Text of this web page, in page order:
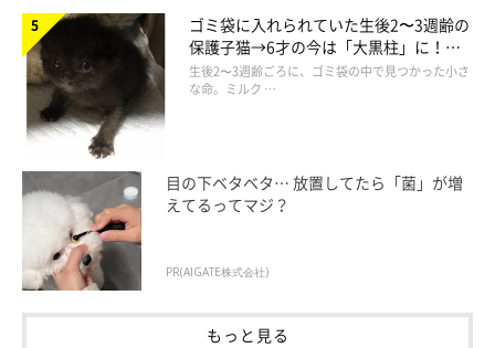
ゴミ袋に入れられていた生後2〜3週齢の
保護子猫→6才の今は「大黒柱」に！
美しい黒猫に成長した姿にグッとくる
生後2〜3週齢ごろに、ゴミ袋の中で見つかった小さ
な命。ミルク …
目の下ベタベタ… 放置してたら「菌」が増
えてるってマジ？
PR(AIGATE株式会社)
もっと見る